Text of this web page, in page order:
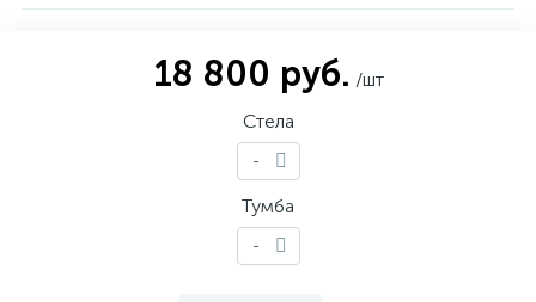
18 800 руб. /шт
Стела
-
Тумба
-